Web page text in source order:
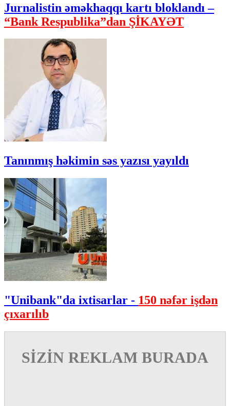
Jurnalistin əməkhaqqı kartı bloklandı –
“Bank Respublika”dan ŞİKAYƏT
Tanınmış həkimin səs yazısı yayıldı
"Unibank"da ixtisarlar - 150 nəfər işdən
çıxarılıb
SİZİN REKLAM BURADA